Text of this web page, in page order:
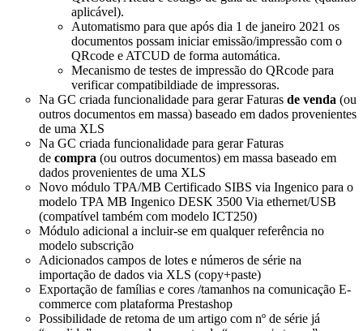
aplicável).
Automatismo para que após dia 1 de janeiro 2021 os
documentos possam iniciar emissão/impressão com o
QRcode e ATCUD de forma automática.
Mecanismo de testes de impressão do QRcode para
verificar compatibildiade de impressoras.
Na GC criada funcionalidade para gerar Faturas de venda (ou
outros documentos em massa) baseado em dados provenientes
de uma XLS
Na GC criada funcionalidade para gerar Faturas
de compra (ou outros documentos) em massa baseado em
dados provenientes de uma XLS
Novo módulo TPA/MB Certificado SIBS via Ingenico para o
modelo TPA MB Ingenico DESK 3500 Via ethernet/USB
(compatível também com modelo ICT250)
Módulo adicional a incluir-se em qualquer referência no
modelo subscrição
Adicionados campos de lotes e números de série na
importação de dados via XLS (copy+paste)
Exportação de famílias e cores /tamanhos na comunicação E-
commerce com plataforma Prestashop
Possibilidade de retoma de um artigo com nº de série já